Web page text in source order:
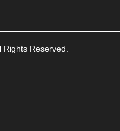
Reserved.